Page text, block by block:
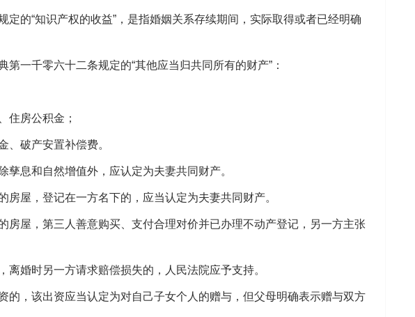
“知识产权的收益”，是指婚姻关系存续期间，实际取得或者已经明确
千零六十二条规定的“其他应当归共同所有的财产”：
房公积金；
破产安置补偿费。
息和自然增值外，应认定为夫妻共同财产。
屋，登记在一方名下的，应当认定为夫妻共同财产。
屋，第三人善意购买、支付合理对价并已办理不动产登记，另一方主张
婚时另一方请求赔偿损失的，人民法院应予支持。
，该出资应当认定为对自己子女个人的赠与，但父母明确表示赠与双方